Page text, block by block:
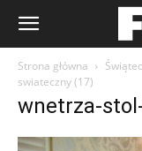
Strona główna
swiateczny (17)
wnetrza-